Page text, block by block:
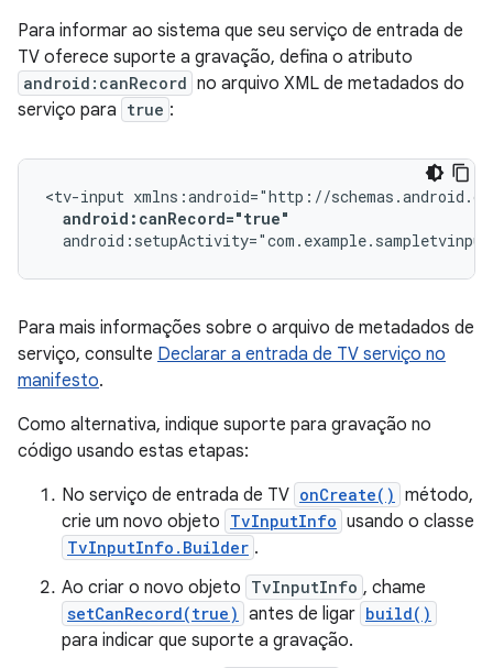
Para informar ao sistema que seu serviço de entrada de
TV oferece suporte a gravação, defina o atributo
android:canRecord no arquivo XML de metadados do
serviço para true :
<tv-input
android:canRecord="true"
Para mais informações sobre o arquivo de metadados de
serviço, consulte Declarar a entrada de TV serviço no
manifesto.
Como alternativa, indique suporte para gravação no
código usando estas etapas:
No serviço de entrada de TV onCreate() método,
crie um novo objeto TvInputInfo usando o classe
TvInputInfo.Builder .
Ao criar o novo objeto TvInputInfo , chame
setCanRecord(true) antes de ligar build()
para indicar que suporte a gravação.